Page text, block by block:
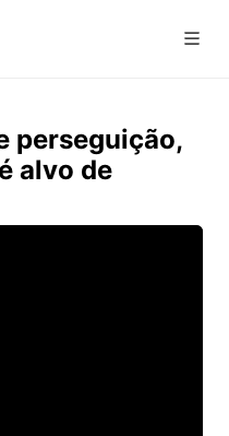
perseguição,
alvo de